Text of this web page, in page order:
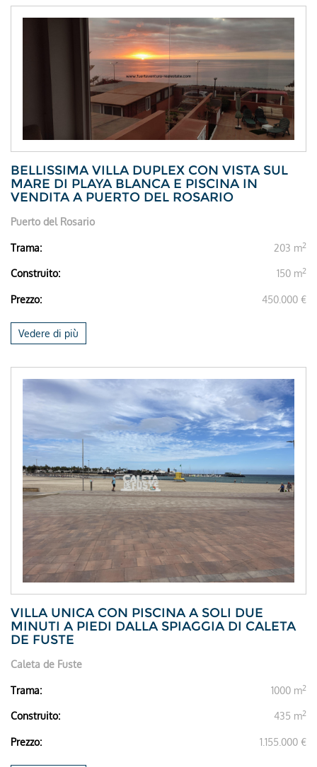
BELLISSIMA VILLA DUPLEX CON VISTA SUL
MARE DI PLAYA BLANCA E PISCINA IN
VENDITA A PUERTO DEL ROSARIO
Puerto del Rosario
Trama: 203 m2
Construito: 150 m2
Prezzo: 450.000 €
Vedere di più
VILLA UNICA CON PISCINA A SOLI DUE
MINUTI A PIEDI DALLA SPIAGGIA DI CALETA
DE FUSTE
Caleta de Fuste
Trama: 1000 m2
Construito: 435 m2
Prezzo: 1.155.000 €